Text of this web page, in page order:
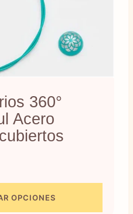
360°
Acero
OPCIONES